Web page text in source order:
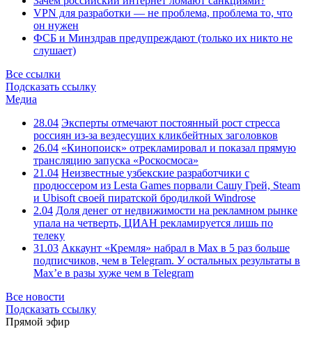
VPN для разработки — не проблема, проблема то, что
он нужен
ФСБ и Минздрав предупреждают (только их никто не
слушает)
Все ссылки
Подсказать ссылку
Медиа
28.04 Эксперты отмечают постоянный рост стресса
россиян из-за вездесущих кликбейтных заголовков
26.04 «Кинопоиск» отрекламировал и показал прямую
трансляцию запуска «Роскосмоса»
21.04 Неизвестные узбекские разработчики с
продюссером из Lesta Games порвали Сашу Грей, Steam
и Ubisoft своей пиратской бродилкой Windrose
2.04 Доля денег от недвижимости на рекламном рынке
упала на четверть, ЦИАН рекламируется лишь по
телеку
31.03 Аккаунт «Кремля» набрал в Max в 5 раз больше
подписчиков, чем в Telegram. У остальных результаты в
Max’е в разы хуже чем в Telegram
Все новости
Подсказать ссылку
Прямой эфир